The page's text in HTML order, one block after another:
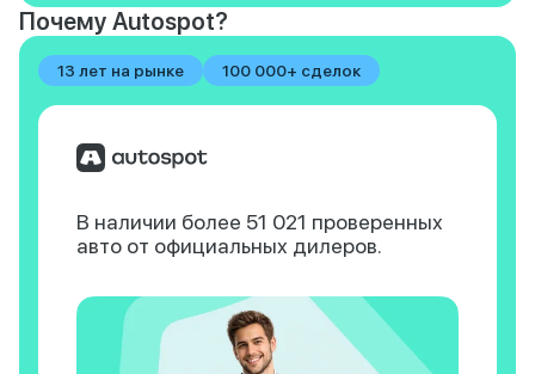
Почему Autospot?
13 лет на рынке 100 000+ сделок
В наличии более 51 021 проверенных
авто от официальных дилеров.